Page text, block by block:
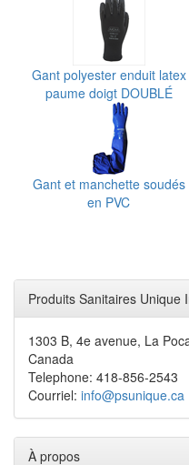
Gant polyester enduit latex
paume doigt DOUBLÉ
Gant et manchette soudés
en PVC
Produits Sanitaires Unique
1303 B, 4e avenue, La
Canada
Telephone: 418-856-2543
Courriel: info@psunique.ca
À propos